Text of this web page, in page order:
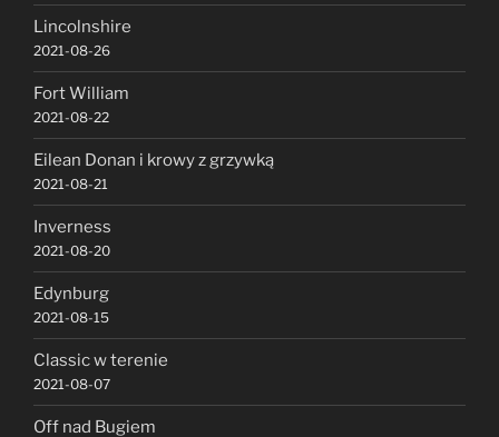
Lincolnshire
2021-08-26
Fort William
2021-08-22
Eilean Donan i krowy z grzywką
2021-08-21
Inverness
2021-08-20
Edynburg
2021-08-15
Classic w terenie
2021-08-07
Off nad Bugiem